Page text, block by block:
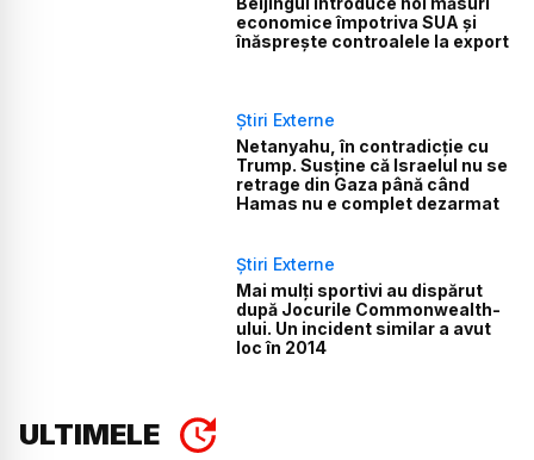
economice împotriva SUA și
înăsprește controalele la export
Știri Externe
Netanyahu, în contradicție cu
Trump. Susține că Israelul nu se
retrage din Gaza până când
Hamas nu e complet dezarmat
Știri Externe
Mai mulți sportivi au dispărut
după Jocurile Commonwealth-
ului. Un incident similar a avut
loc în 2014
ULTIMELE